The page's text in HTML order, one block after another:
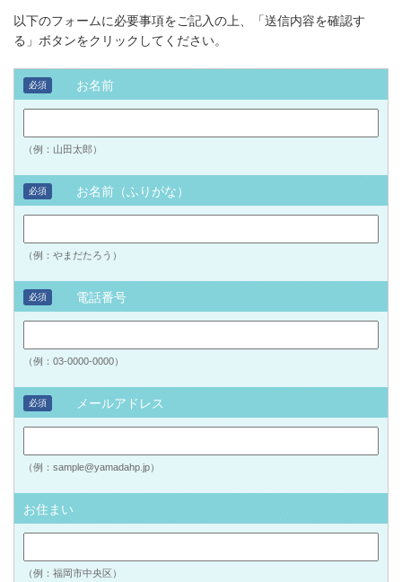
以下のフォームに必要事項をご記入の上、「送信内容を確認す
る」ボタンをクリックしてください。
お名前
必須
（例：山田太郎）
お名前（ふりがな）
必須
（例：やまだたろう）
電話番号
必須
（例：03-0000-0000）
メールアドレス
必須
（例：sample@yamadahp.jp）
お住まい
（例：福岡市中央区）